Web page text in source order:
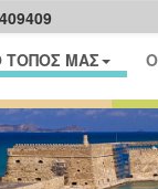
ΤΟΠΟΣ ΜΑΣ